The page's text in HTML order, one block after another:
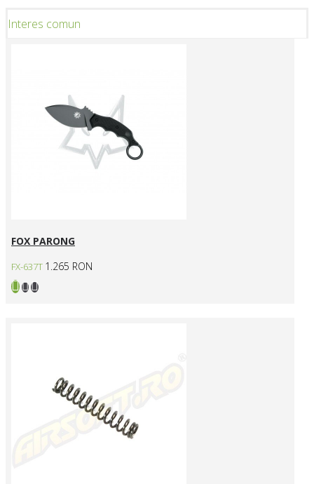
Interes comun
FOX PARONG
FX-637T 1.265 RON